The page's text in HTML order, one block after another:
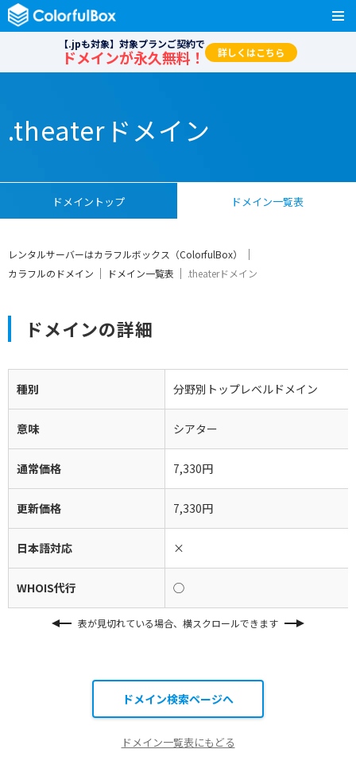
【.jpも対象】対象プランご契約で
ドメインが永久無料！ 詳しくはこちら
.theaterドメイン
ドメイントップ ドメイン一覧表
レンタルサーバーはカラフルボックス（ColorfulBox）
カラフルのドメイン
ドメイン一覧表 .theaterドメイン
ドメインの詳細
種別 分野別トップレベルドメイン
意味 シアター
通常価格 7,330円
更新価格 7,330円
日本語対応 ×
WHOIS代行 ◯
表が見切れている場合、横スクロールできます
ドメイン検索ページへ
ドメイン一覧表にもどる